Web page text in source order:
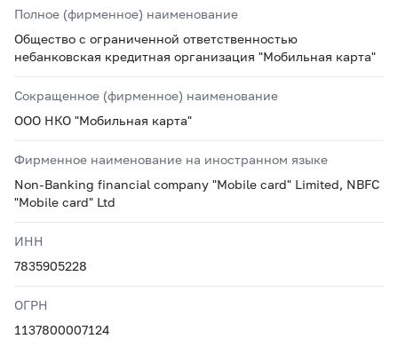
Полное (фирменное) наименование
Общество с ограниченной ответственностью
небанковская кредитная организация "Мобильная карта"
Сокращенное (фирменное) наименование
ООО НКО "Мобильная карта"
Фирменное наименование на иностранном языке
Non-Banking financial company "Mobile card" Limited, NBFC
"Mobile card" Ltd
ИНН
7835905228
ОГРН
1137800007124